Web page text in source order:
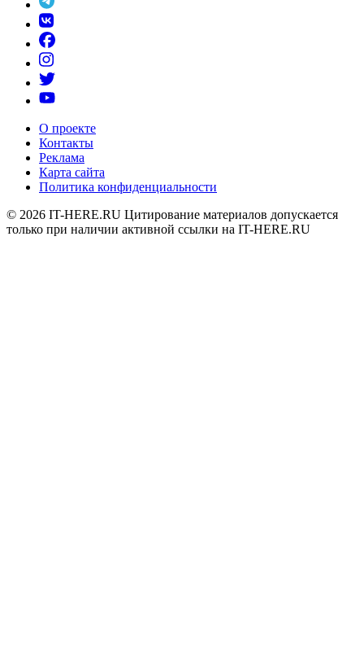
О проекте
Контакты
Реклама
Карта сайта
Политика конфиденциальности
© 2026 IT-HERE.RU Цитирование материалов допускается
только при наличии активной ссылки на IT-HERE.RU